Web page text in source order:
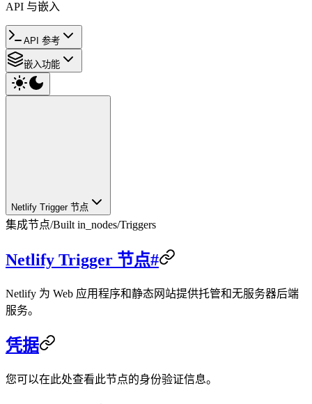
API 与嵌入
API 参考
嵌入功能
Netlify Trigger 节点
集成节点/Built in_nodes/Triggers
Netlify Trigger 节点#
Netlify 为 Web 应用程序和静态网站提供托管和无服务器后端
服务。
凭据
您可以在此处查看此节点的身份验证信息。